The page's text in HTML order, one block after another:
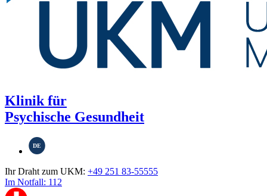
Klinik für
Psychische Gesundheit
DE
Ihr Draht zum UKM: +49 251 83-55555
Im Notfall: 112